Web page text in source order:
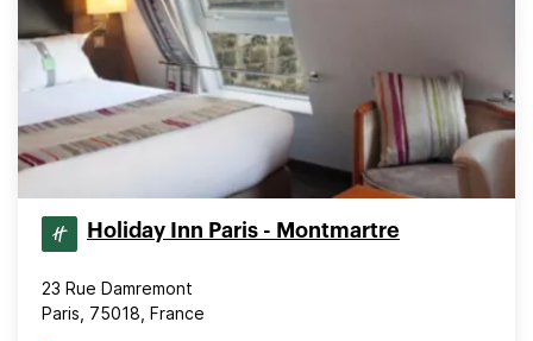
Holiday Inn Paris - Montmartre
23 Rue Damremont
Paris, 75018, France